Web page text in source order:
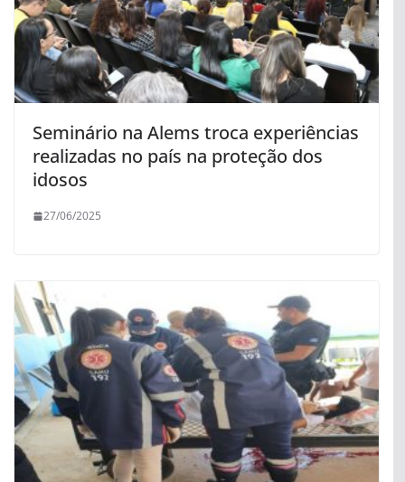
Seminário na Alems troca experiências
realizadas no país na proteção dos
idosos
27/06/2025